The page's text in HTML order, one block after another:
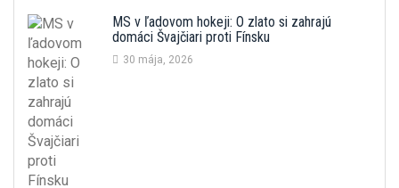
MS v ľadovom hokeji: O zlato si zahrajú
domáci Švajčiari proti Fínsku
30 mája, 2026